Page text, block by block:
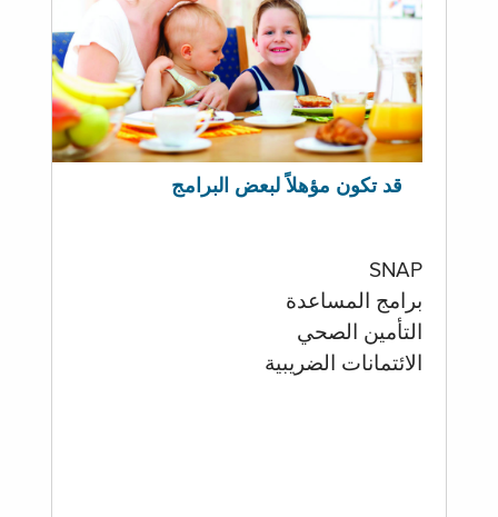
قد تكون مؤهلاً لبعض البرامج
SNAP
برامج المساعدة
التأمين الصحي
الائتمانات الضريبية